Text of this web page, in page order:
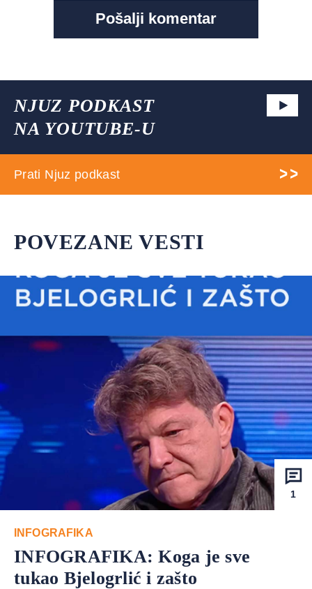
NJUZ PODKAST
NA YOUTUBE-U
Prati Njuz podkast
POVEZANE VESTI
1
INFOGRAFIKA
INFOGRAFIKA: Koga je sve
tukao Bjelogrlić i zašto